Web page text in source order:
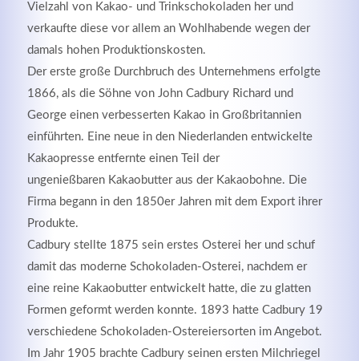
Vielzahl von Kakao- und Trinkschokoladen her und
verkaufte diese vor allem an Wohlhabende wegen der
damals hohen Produktionskosten.
Der erste große Durchbruch des Unternehmens erfolgte
1866, als die Söhne von John Cadbury Richard und
George einen verbesserten Kakao in Großbritannien
einführten. Eine neue in den Niederlanden entwickelte
Kakaopresse entfernte einen Teil der
ungenießbaren Kakaobutter aus der Kakaobohne. Die
Firma begann in den 1850er Jahren mit dem Export ihrer
Produkte.
Cadbury stellte 1875 sein erstes Osterei her und schuf
damit das moderne Schokoladen-Osterei, nachdem er
eine reine Kakaobutter entwickelt hatte, die zu glatten
Formen geformt werden konnte. 1893 hatte Cadbury 19
verschiedene Schokoladen-Ostereiersorten im Angebot.
Im Jahr 1905 brachte Cadbury seinen ersten Milchriegel
Kontaktdaten
info@optical-toys.com
Login
Benutzername
Passwort